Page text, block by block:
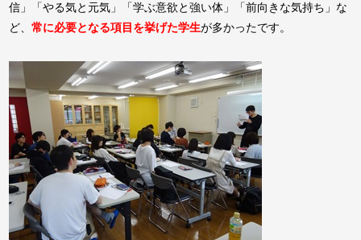
信」「やる気と元気」「学ぶ意欲と強い体」「前向きな気持ち」な
ど、常に必要となる項目を挙げた学生が多かったです。